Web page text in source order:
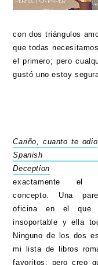
con dos triángulos
que todas
el primero; pero
gustó uno estoy
Cariño, cuanto te odio
Spanish
Deception
exactamente el
concepto. Una
oficina en el que
insoportable y ella
Ninguno de los dos
mi lista de libros
favoritos; pero creo